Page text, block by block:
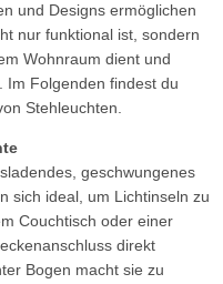
und Designs ermöglichen
nur funktional ist, sondern
Wohnraum dient und
Im Folgenden findest du
Stehleuchten.
geschwungenes
sich ideal, um Lichtinseln zu
Couchtisch oder einer
direkt
Bogen macht sie zu